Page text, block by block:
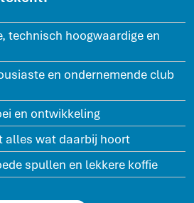
technisch hoogwaardige en
en ondernemende club
en ontwikkeling
alles wat daarbij hoort
spullen en lekkere koffie